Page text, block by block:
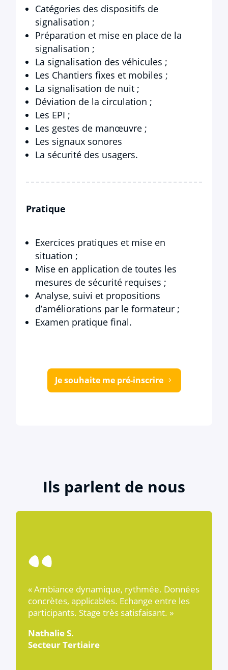
Catégories des dispositifs de
signalisation ;
Préparation et mise en place de la
signalisation ;
La signalisation des véhicules ;
Les Chantiers fixes et mobiles ;
La signalisation de nuit ;
Déviation de la circulation ;
Les EPI ;
Les gestes de manœuvre ;
Les signaux sonores
La sécurité des usagers.
Pratique
Exercices pratiques et mise en
situation ;
Mise en application de toutes les
mesures de sécurité requises ;
Analyse, suivi et propositions
d’améliorations par le formateur ;
Examen pratique final.
Je souhaite me pré-inscrire
Ils parlent de nous
« Ambiance dynamique, rythmée. Données
concrètes, applicables. Echange entre les
participants. Stage très satisfaisant. »
Nathalie S.
Secteur Tertiaire